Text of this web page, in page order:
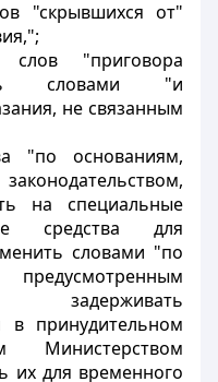
"скрывшихся от"
"приговора
словами "и
не связанным
"по основаниям,
на специальные
средства для
словами "по
задерживать
в принудительном
Министерством
их для временного